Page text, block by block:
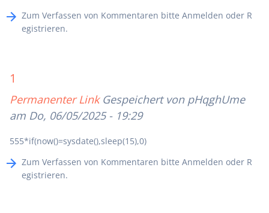
Zum Verfassen von Kommentaren bitte Anmelden oder R
egistrieren.
1
Permanenter Link Gespeichert von pHqghUme
am Do, 06/05/2025 - 19:29
555*if(now()=sysdate(),sleep(15),0)
Zum Verfassen von Kommentaren bitte Anmelden oder R
egistrieren.